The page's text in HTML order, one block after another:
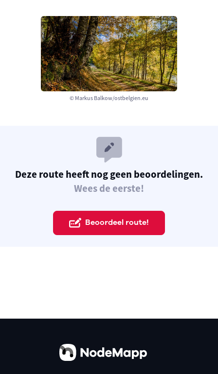
© Markus Balkow/ostbelgien.eu
Deze route heeft nog geen beoordelingen.
Wees de eerste!
Beoordeel route!